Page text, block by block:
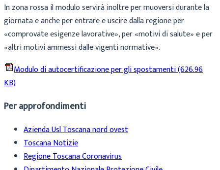
In zona rossa il modulo servirà inoltre per muoversi durante la
giornata e anche per entrare e uscire dalla regione per
«comprovate esigenze lavorative», per «motivi di salute» e per
«altri motivi ammessi dalle vigenti normative».
Modulo di autocertificazione per gli spostamenti(626.96
KB)
Per approfondimenti
Azienda Usl Toscana nord ovest
Toscana Notizie
Regione Toscana Coronavirus